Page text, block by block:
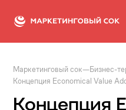
Маркетинговый сок—Бизнес-
Концепция Economical Value
Концепция